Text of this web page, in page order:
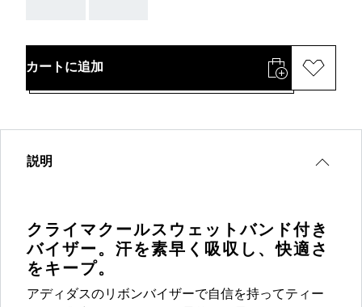
カートに追加
説明
クライマクールスウェットバンド付き
バイザー。汗を素早く吸収し、快適さ
をキープ。
アディダスのリボンバイザーで自信を持ってティー